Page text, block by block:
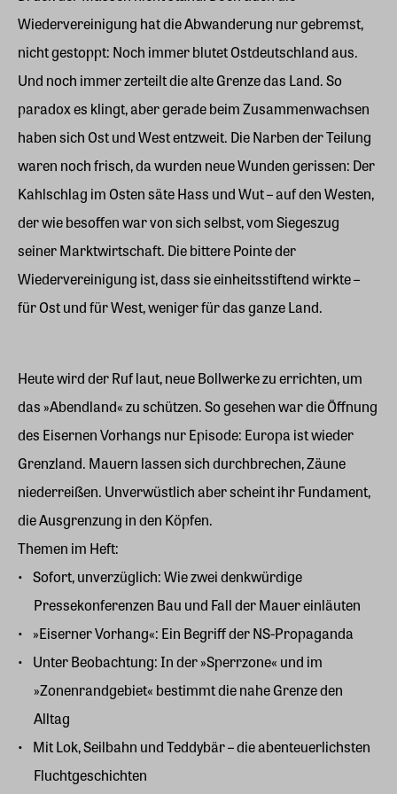
Wiedervereinigung hat die Abwanderung nur gebremst,
nicht gestoppt: Noch immer blutet Ostdeutschland aus.
Und noch immer zerteilt die alte Grenze das Land. So
paradox es klingt, aber gerade beim Zusammenwachsen
haben sich Ost und West entzweit. Die Narben der Teilung
waren noch frisch, da wurden neue Wunden gerissen: Der
Kahlschlag im Osten säte Hass und Wut – auf den Westen,
der wie besoffen war von sich selbst, vom Siegeszug
seiner Marktwirtschaft. Die bittere Pointe der
Wiedervereinigung ist, dass sie einheitsstiftend wirkte –
für Ost und für West, weniger für das ganze Land.
Heute wird der Ruf laut, neue Bollwerke zu errichten, um
das »Abendland« zu schützen. So gesehen war die Öffnung
des Eisernen Vorhangs nur Episode: Europa ist wieder
Grenzland. Mauern lassen sich durchbrechen, Zäune
niederreißen. Unverwüstlich aber scheint ihr Fundament,
die Ausgrenzung in den Köpfen.
Themen im Heft:
Sofort, unverzüglich: Wie zwei denkwürdige
Pressekonferenzen Bau und Fall der Mauer einläuten
»Eiserner Vorhang«: Ein Begriff der NS-Propaganda
Unter Beobachtung: In der »Sperrzone« und im
»Zonenrandgebiet« bestimmt die nahe Grenze den
Alltag
Mit Lok, Seilbahn und Teddybär – die abenteuerlichsten
Fluchtgeschichten